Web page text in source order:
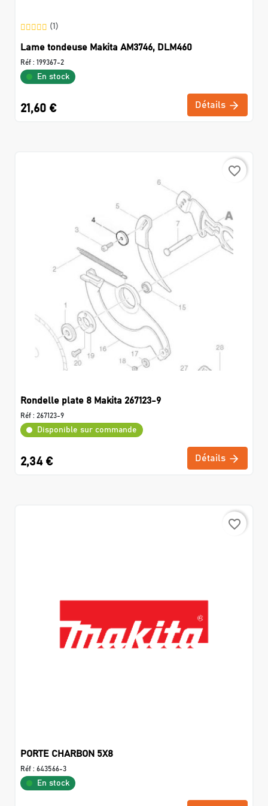
(1)
Lame tondeuse Makita AM3746, DLM460
Réf : 199367-2
En stock
21,60 € Détails
favorite_border
Rondelle plate 8 Makita 267123-9
Réf : 267123-9
Disponible sur commande
2,34 € Détails
favorite_border
PORTE CHARBON 5X8
Réf : 643566-3
En stock